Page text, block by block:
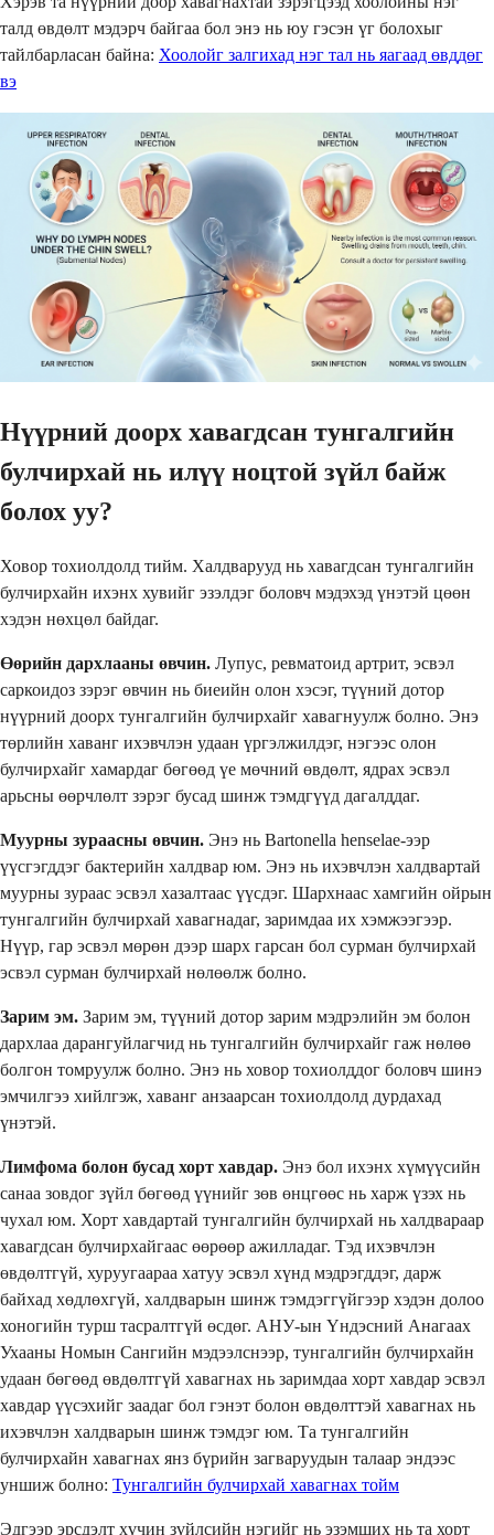
талд өвдөлт мэдэрч байгаа бол энэ нь юу гэсэн үг болохыг
тайлбарласан байна: Хоолойг залгихад нэг тал нь яагаад өвддөг
вэ
Нүүрний доорх хавагдсан тунгалгийн
булчирхай нь илүү ноцтой зүйл байж
болох уу?
Ховор тохиолдолд тийм. Халдварууд нь хавагдсан тунгалгийн
булчирхайн ихэнх хувийг эзэлдэг боловч мэдэхэд үнэтэй цөөн
хэдэн нөхцөл байдаг.
Өөрийн дархлааны өвчин. Лупус, ревматоид артрит, эсвэл
саркоидоз зэрэг өвчин нь биеийн олон хэсэг, түүний дотор
нүүрний доорх тунгалгийн булчирхайг хавагнуулж болно. Энэ
төрлийн хаванг ихэвчлэн удаан үргэлжилдэг, нэгээс олон
булчирхайг хамардаг бөгөөд үе мөчний өвдөлт, ядрах эсвэл
арьсны өөрчлөлт зэрэг бусад шинж тэмдгүүд дагалддаг.
Муурны зураасны өвчин. Энэ нь Bartonella henselae-ээр
үүсгэгддэг бактерийн халдвар юм. Энэ нь ихэвчлэн халдвартай
муурны зураас эсвэл хазалтаас үүсдэг. Шархнаас хамгийн ойрын
тунгалгийн булчирхай хавагнадаг, заримдаа их хэмжээгээр.
Нүүр, гар эсвэл мөрөн дээр шарх гарсан бол сурман булчирхай
эсвэл сурман булчирхай нөлөөлж болно.
Зарим эм. Зарим эм, түүний дотор зарим мэдрэлийн эм болон
дархлаа дарангуйлагчид нь тунгалгийн булчирхайг гаж нөлөө
болгон томруулж болно. Энэ нь ховор тохиолддог боловч шинэ
эмчилгээ хийлгэж, хаванг анзаарсан тохиолдолд дурдахад
үнэтэй.
Лимфома болон бусад хорт хавдар. Энэ бол ихэнх хүмүүсийн
санаа зовдог зүйл бөгөөд үүнийг зөв өнцгөөс нь харж үзэх нь
чухал юм. Хорт хавдартай тунгалгийн булчирхай нь халдвараар
хавагдсан булчирхайгаас өөрөөр ажилладаг. Тэд ихэвчлэн
өвдөлтгүй, хуруугаараа хатуу эсвэл хүнд мэдрэгддэг, дарж
байхад хөдлөхгүй, халдварын шинж тэмдэггүйгээр хэдэн долоо
хоногийн турш тасралтгүй өсдөг. АНУ-ын Үндэсний Анагаах
Ухааны Номын Сангийн мэдээлснээр, тунгалгийн булчирхайн
удаан бөгөөд өвдөлтгүй хавагнах нь заримдаа хорт хавдар эсвэл
хавдар үүсэхийг заадаг бол гэнэт болон өвдөлттэй хавагнах нь
ихэвчлэн халдварын шинж тэмдэг юм. Та тунгалгийн
булчирхайн хавагнах янз бүрийн загваруудын талаар эндээс
уншиж болно: Тунгалгийн булчирхай хавагнах тойм
Эдгээр эрсдэлт хүчин зүйлсийн нэгийг нь эзэмших нь та хорт